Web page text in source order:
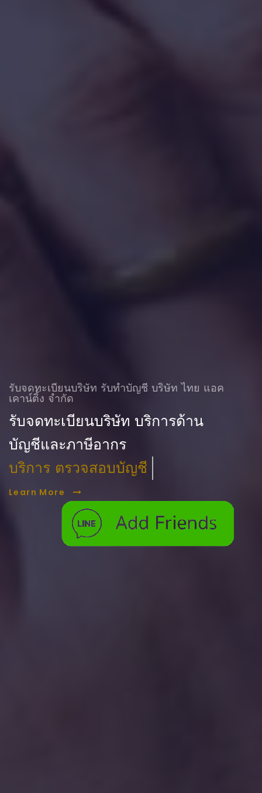
รับจดทะเบียนบริษัท รับทําบัญชี บริษัท ไทย แอค
เคาน์ติ้ง จำกัด
รับจดทะเบียนบริษัท บริการด้าน
บัญชีและภาษีอากร
บริการ ตรวจสอบบัญชี
Learn More